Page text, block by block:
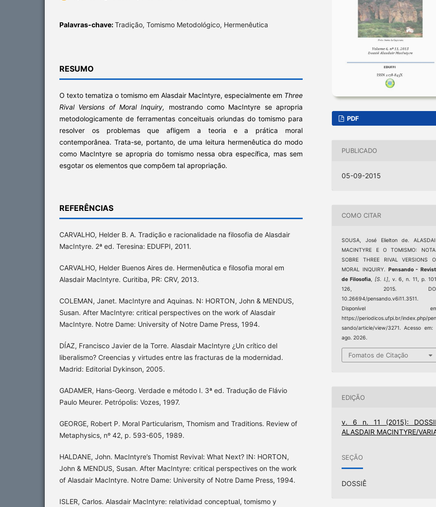
Palavras-chave:Tradição, Tomismo Metodológico, Hermenêutica
RESUMO
O texto tematiza o tomismo em Alasdair MacIntyre, especialmente em Three
Rival Versions of Moral Inquiry, mostrando como MacIntyre se apropria
metodologicamente de ferramentas conceituais oriundas do tomismo para
resolver os problemas que afligem a teoria e a prática moral
contemporânea. Trata-se, portanto, de uma leitura hermenêutica do modo
como MacIntyre se apropria do tomismo nessa obra específica, mas sem
esgotar os elementos que compõem tal apropriação.
REFERÊNCIAS
CARVALHO, Helder B. A. Tradição e racionalidade na filosofia de Alasdair
MacIntyre. 2ª ed. Teresina: EDUFPI, 2011.
CARVALHO, Helder Buenos Aires de. Hermenêutica e filosofia moral em
Alasdair MacIntyre. Curitiba, PR: CRV, 2013.
COLEMAN, Janet. MacIntyre and Aquinas. N: HORTON, John & MENDUS,
Susan. After MacIntyre: critical perspectives on the work of Alasdair
MacIntyre. Notre Dame: University of Notre Dame Press, 1994.
DÍAZ, Francisco Javier de la Torre. Alasdair MacIntyre ¿Un crítico del
liberalismo? Creencias y virtudes entre las fracturas de la modernidad.
Madrid: Editorial Dykinson, 2005.
GADAMER, Hans-Georg. Verdade e método I. 3ª ed. Tradução de Flávio
Paulo Meurer. Petrópolis: Vozes, 1997.
GEORGE, Robert P. Moral Particularism, Thomism and Traditions. Review of
Metaphysics, nº 42, p. 593-605, 1989.
HALDANE, John. MacIntyre’s Thomist Revival: What Next? IN: HORTON,
John & MENDUS, Susan. After MacIntyre: critical perspectives on the work
of Alasdair MacIntyre. Notre Dame: University of Notre Dame Press, 1994.
ISLER, Carlos. Alasdair MacIntyre: relatividad conceptual, tomismo y
PDF
PUBLICADO
05-09-2015
COMO CITAR
SOUSA, José Elielton de.
MACINTYRE E O TOMISMO:
SOBRE THREE RIVAL VERSIONS
MORAL INQUIRY. Pensando -
de Filosofia, [S. l.], v. 6, n. 11, p.
126, 2015.
10.26694/pensando.v6i11.3511.
Disponível
https://periodicos.ufpi.br/index.php/
sando/article/view/3271. Acesso em:
ago. 2026.
Fomatos de Citação
EDIÇÃO
v. 6 n. 11 (2015):
ALASDAIR MACINTYRE/
SEÇÃO
DOSSIÊ